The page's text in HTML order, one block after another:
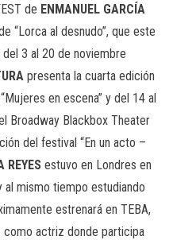
de ENMANUEL GARCÍA
“Lorca al desnudo”, que este
3 al 20 de noviembre
presenta la cuarta edición
en escena” y del 14 al
Broadway Blackbox Theater
del festival “En un acto –
REYES estuvo en Londres en
al mismo tiempo estudiando
estrenará en TEBA,
como actriz donde participa